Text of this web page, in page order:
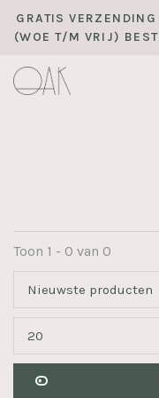
GRATIS
(WOE T/M VRIJ)
Toon 1 - 0 van 0
Nieuwste producten
20